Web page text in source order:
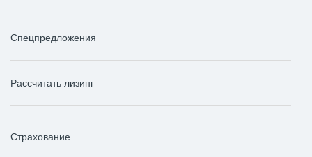
Спецпредложения
Рассчитать лизинг
Страхование